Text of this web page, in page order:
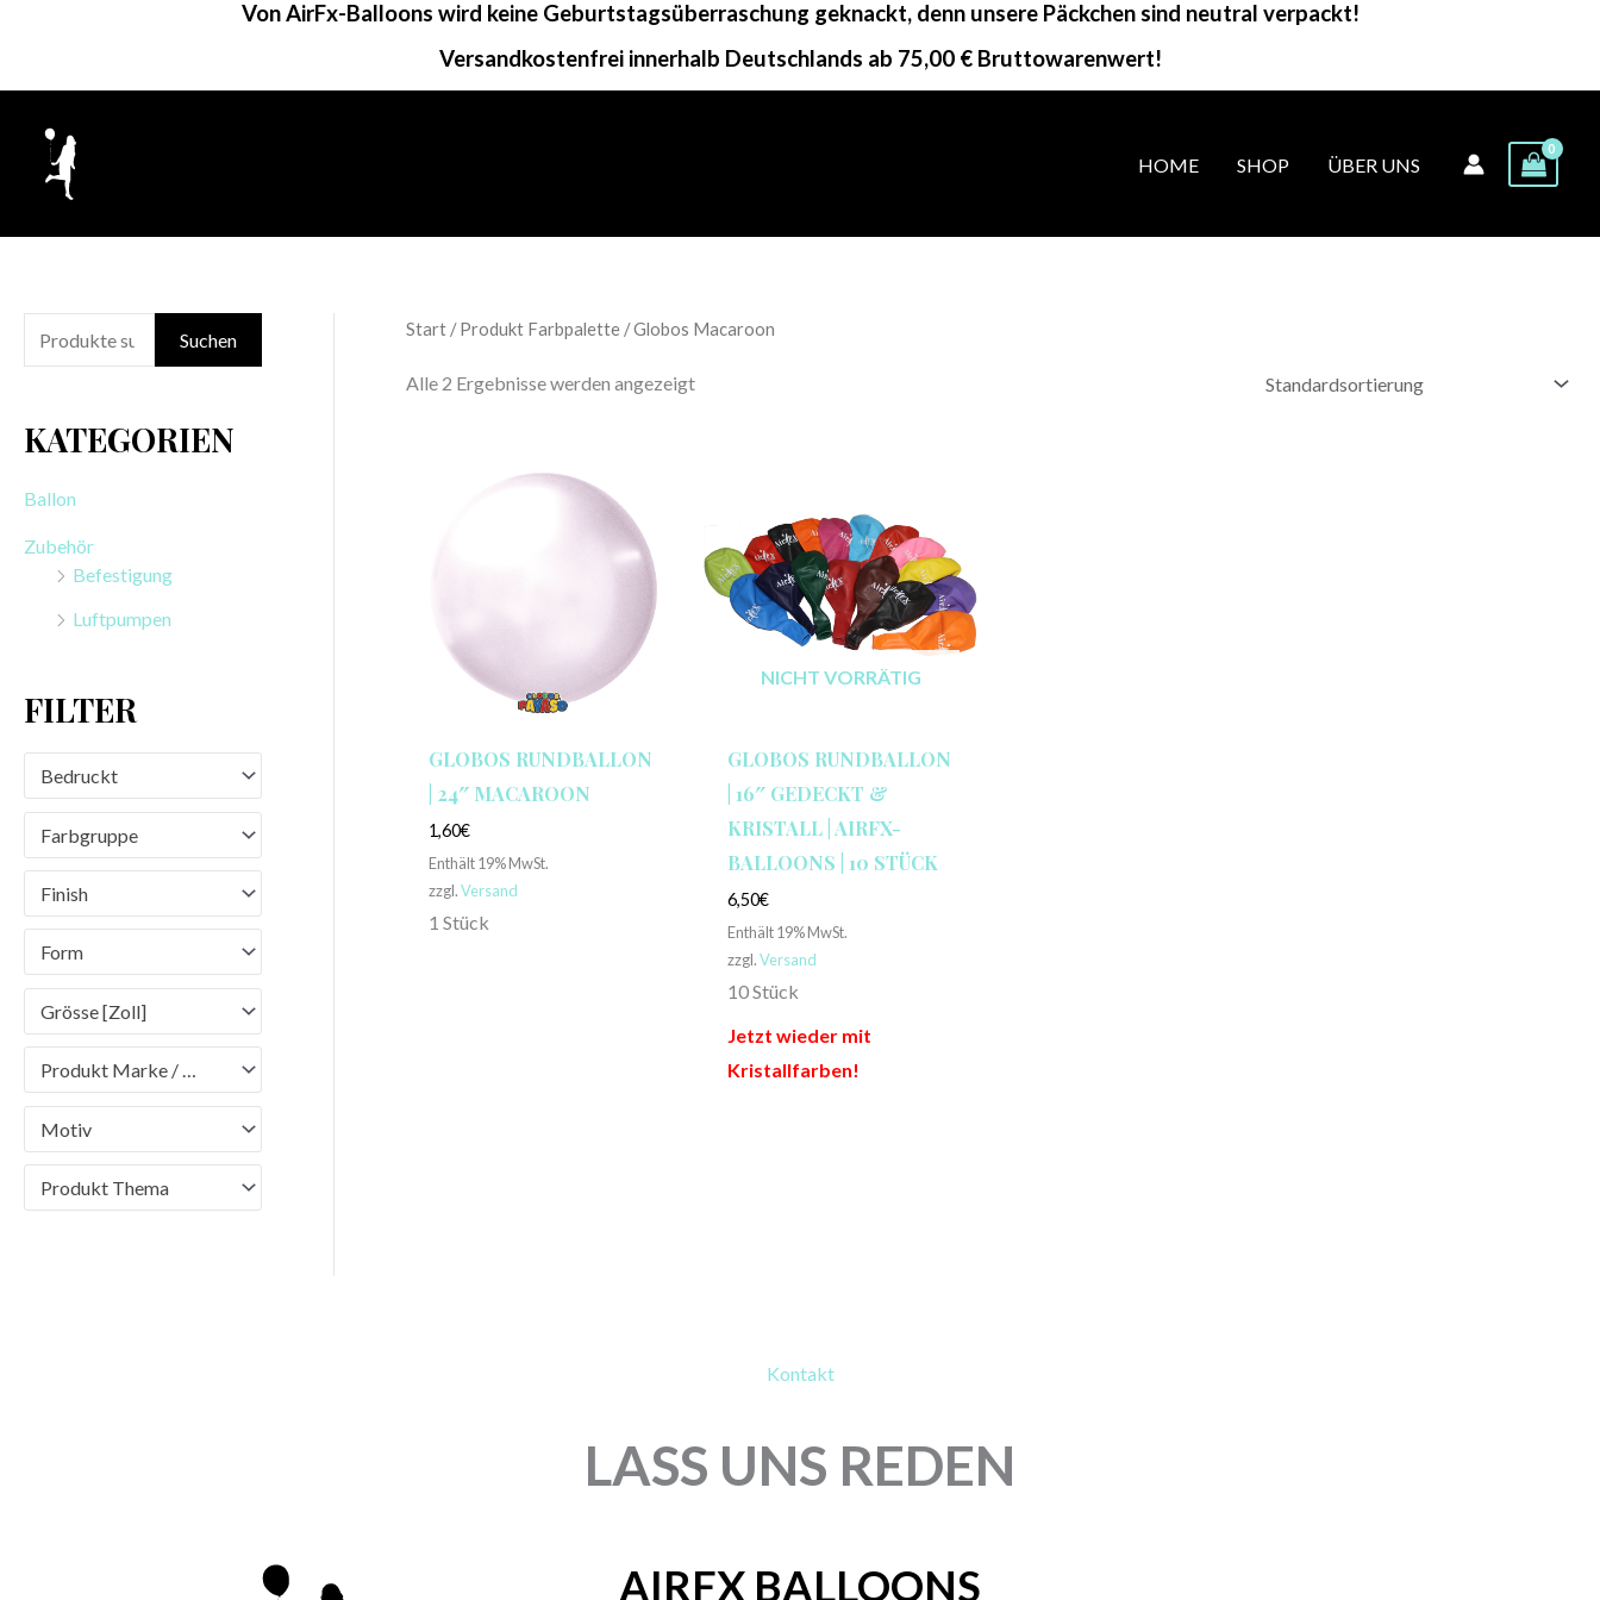
springen
Von AirFx-Balloons wird keine Geburtstagsüberraschung geknackt, denn unsere Päckchen sind neutral verpackt!
Versandkostenfrei innerhalb Deutschlands ab 75,00 € Bruttowarenwert!
HOME SHOP ÜBER UNS
u
h
n
Suchen
KATEGORIEN
Ballon
Zubehör
Befestigung
Luftpumpen
FILTER
Bedruckt
Farbgruppe
Finish
Form
Grösse [Zoll]
Produkt Marke / Brand
Motiv
Produkt Thema
Start/ Produkt Farbpalette / Globos Macaroon
Alle 2 Ergebnisse werden angezeigt
GLOBOS RUNDBALLON
| 24″ MACAROON
1,60€
Enthält 19% MwSt.
zzgl.Versand
1 Stück
NICHT VORRÄTIG
GLOBOS RUNDBALLON
| 16″ GEDECKT &
KRISTALL | AIRFX-
BALLOONS | 10 STÜCK
6,50€
Enthält 19% MwSt.
zzgl.Versand
10 Stück
Jetzt wieder mit
Kristallfarben!
Kontakt
LASS UNS REDEN
AIRFX BALLOONS